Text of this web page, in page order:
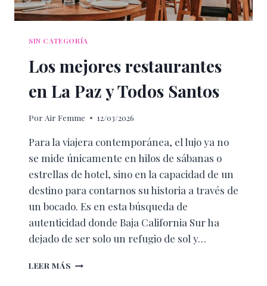
SIN CATEGORÍA
Los mejores restaurantes
en La Paz y Todos Santos
Por Air Femme 12/03/2026
Para la viajera contemporánea, el lujo ya no
se mide únicamente en hilos de sábanas o
estrellas de hotel, sino en la capacidad de un
destino para contarnos su historia a través de
un bocado. Es en esta búsqueda de
autenticidad donde Baja California Sur ha
dejado de ser solo un refugio de sol y…
LEER MÁS LOS